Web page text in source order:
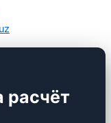
расчёт